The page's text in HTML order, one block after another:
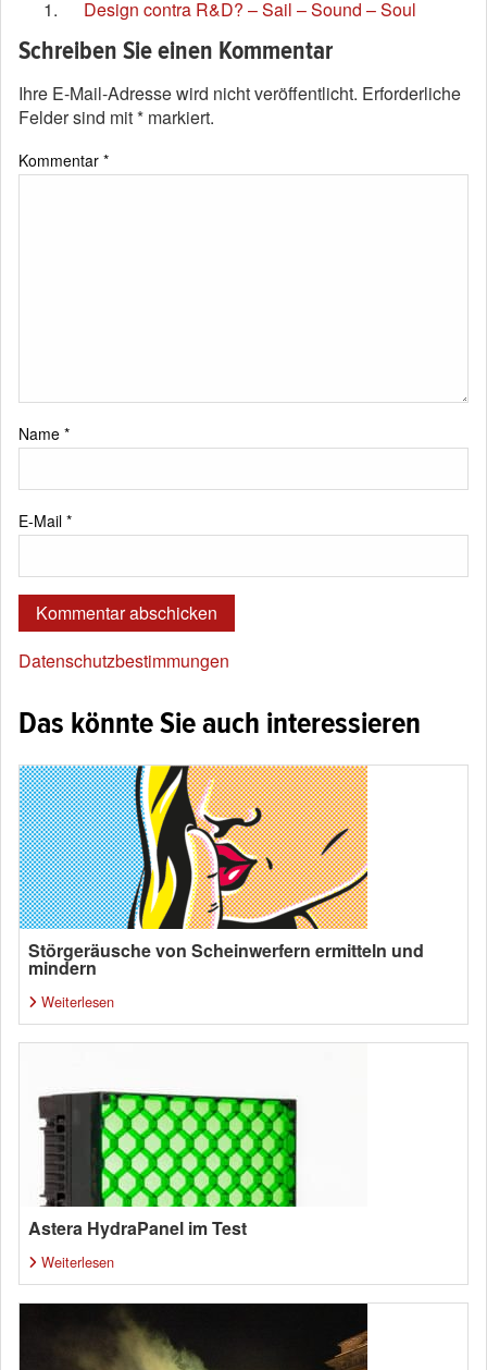
Design contra R&D? – Sail – Sound – Soul
Schreiben Sie einen Kommentar
Ihre E-Mail-Adresse wird nicht veröffentlicht. Erforderliche
Felder sind mit* markiert.
Kommentar *
Name *
E-Mail *
Datenschutzbestimmungen
Das könnte Sie auch interessieren
Störgeräusche von Scheinwerfern ermitteln und
mindern
Weiterlesen
Astera HydraPanel im Test
Weiterlesen